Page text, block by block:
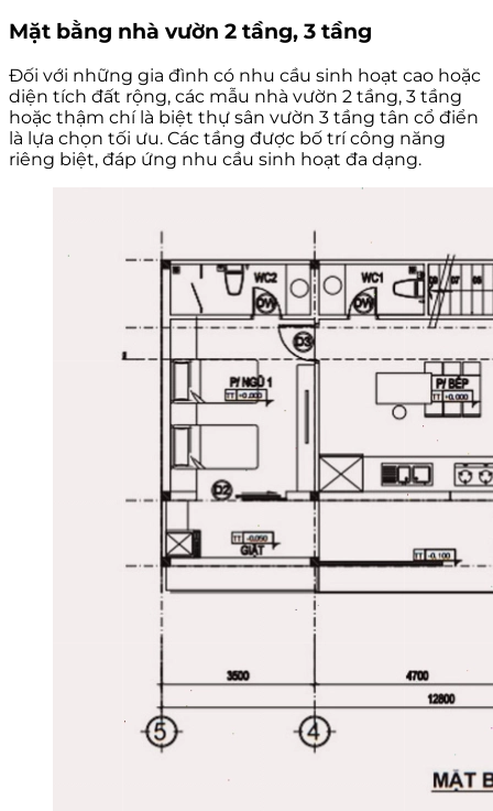
Mặt bằng nhà vườn 2 tầng, 3 tầng
Đối với những gia đình có nhu cầu sinh hoạt cao hoặc
diện tích đất rộng, các mẫu nhà vườn 2 tầng, 3 tầng
hoặc thậm chí là biệt thự sân vườn 3 tầng tân cổ điển
là lựa chọn tối ưu. Các tầng được bố trí công năng
riêng biệt, đáp ứng nhu cầu sinh hoạt đa dạng.